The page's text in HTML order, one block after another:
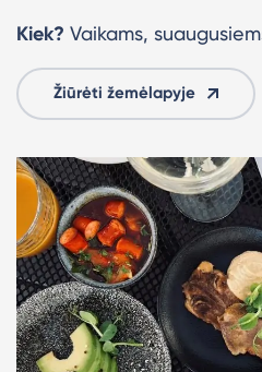
Kiek? Vaikams,
Žiūrėti žemėlapyje